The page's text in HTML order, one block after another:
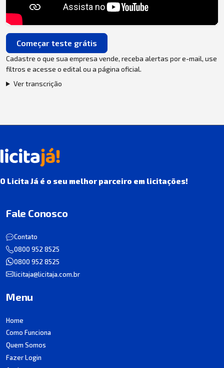
Começar teste grátis
Cadastre o que sua empresa vende, receba alertas por e-mail, use
filtros e acesse o edital ou a página oficial.
Ver transcrição
O Licita Já é o seu melhor parceiro em licitações!
Fale Conosco
Contato
0800 952 8525
0800 952 8525
licitaja@licitaja.com.br
Menu
Home
Como Funciona
Quem Somos
Fazer Login